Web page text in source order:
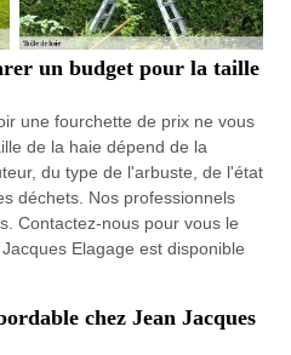
un budget pour la taille
une fourchette de prix ne vous
de la haie dépend de la
du type de l'arbuste, de l'état
déchets. Nos professionnels
Contactez-nous pour vous le
Elagage est disponible
chez Jean Jacques